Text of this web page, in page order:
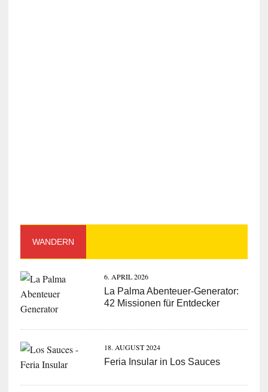
WANDERN
6. APRIL 2026
La Palma Abenteuer-Generator:
42 Missionen für Entdecker
18. AUGUST 2024
Feria Insular in Los Sauces